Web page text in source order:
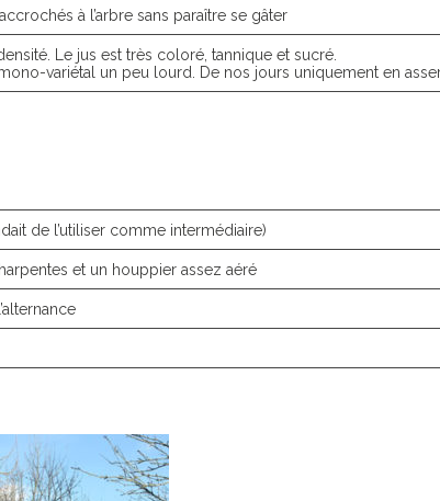
à l’arbre sans paraître se gâter
Le jus est très coloré, tannique et sucré.
variétal un peu lourd. De nos jours uniquement en
de l’utiliser comme intermédiaire)
et un houppier assez aéré